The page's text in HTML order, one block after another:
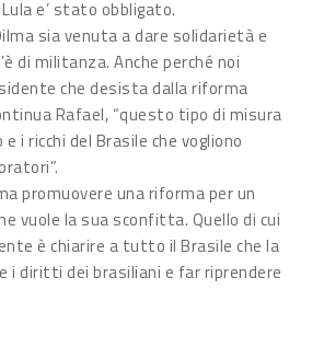
e’ stato obbligato.
sia venuta a dare solidarietà e
di militanza. Anche perché noi
che desista dalla riforma
Rafael, “questo tipo di misura
i ricchi del Brasile che vogliono
promuovere una riforma per un
vuole la sua sconfitta. Quello di cui
è chiarire a tutto il Brasile che la
i diritti dei brasiliani e far riprendere